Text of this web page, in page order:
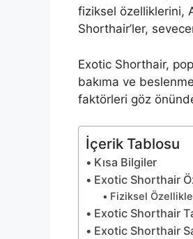
fiziksel özelliklerini,
Shorthair’ler,
Exotic Shorthair,
bakıma ve
faktörleri göz
İçerik Tablosu
Kısa Bilgiler
Exotic Shorthair
Fiziksel
Exotic Shorthair
Exotic Shorthair